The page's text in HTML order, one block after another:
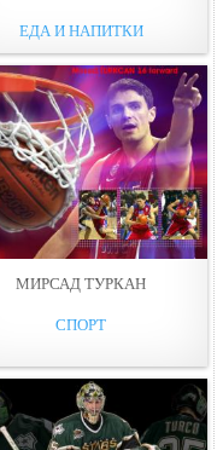
ЕДА И НАПИТКИ
МИРСАД ТУРКАН
СПОРТ